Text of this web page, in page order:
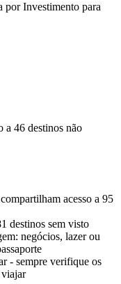
por Investimento para
a 46 destinos não
acesso a 95
destinos sem visto
negócios, lazer ou
- sempre verifique os
viajar